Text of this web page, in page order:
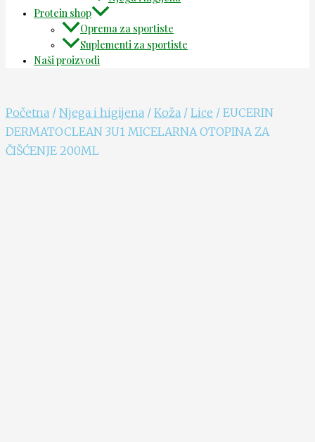
Protein shop
Oprema za sportiste
Suplementi za sportiste
Naši proizvodi
Početna / Njega i higijena / Koža / Lice / EUCERIN
DERMATOCLEAN 3U1 MICELARNA OTOPINA ZA
ČIŠĆENJE 200ML